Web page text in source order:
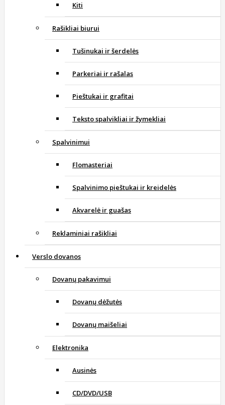
Kiti
Rašikliai biurui
Tušinukai ir šerdelės
Parkeriai ir rašalas
Pieštukai ir grafitai
Teksto spalvikliai ir žymekliai
Spalvinimui
Flomasteriai
Spalvinimo pieštukai ir kreidelės
Akvarelė ir guašas
Reklaminiai rašikliai
Verslo dovanos
Dovanų pakavimui
Dovanų dėžutės
Dovanų maišeliai
Elektronika
Ausinės
CD/DVD/USB